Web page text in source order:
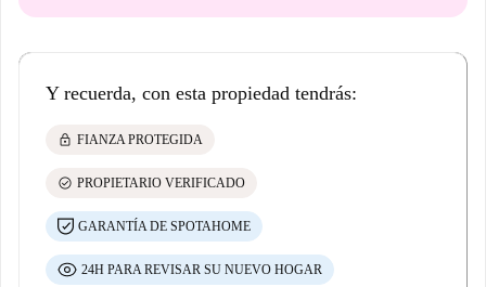
Y recuerda, con esta propiedad tendrás:
lock FIANZA PROTEGIDA
check_circle PROPIETARIO VERIFICADO
GARANTÍA DE SPOTAHOME
24H PARA REVISAR SU NUEVO HOGAR